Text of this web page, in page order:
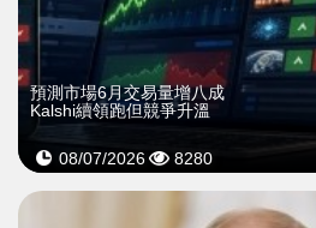
預測市場6月交易量增八成
Kalshi續領跑但競爭升溫
08/07/2026 8280